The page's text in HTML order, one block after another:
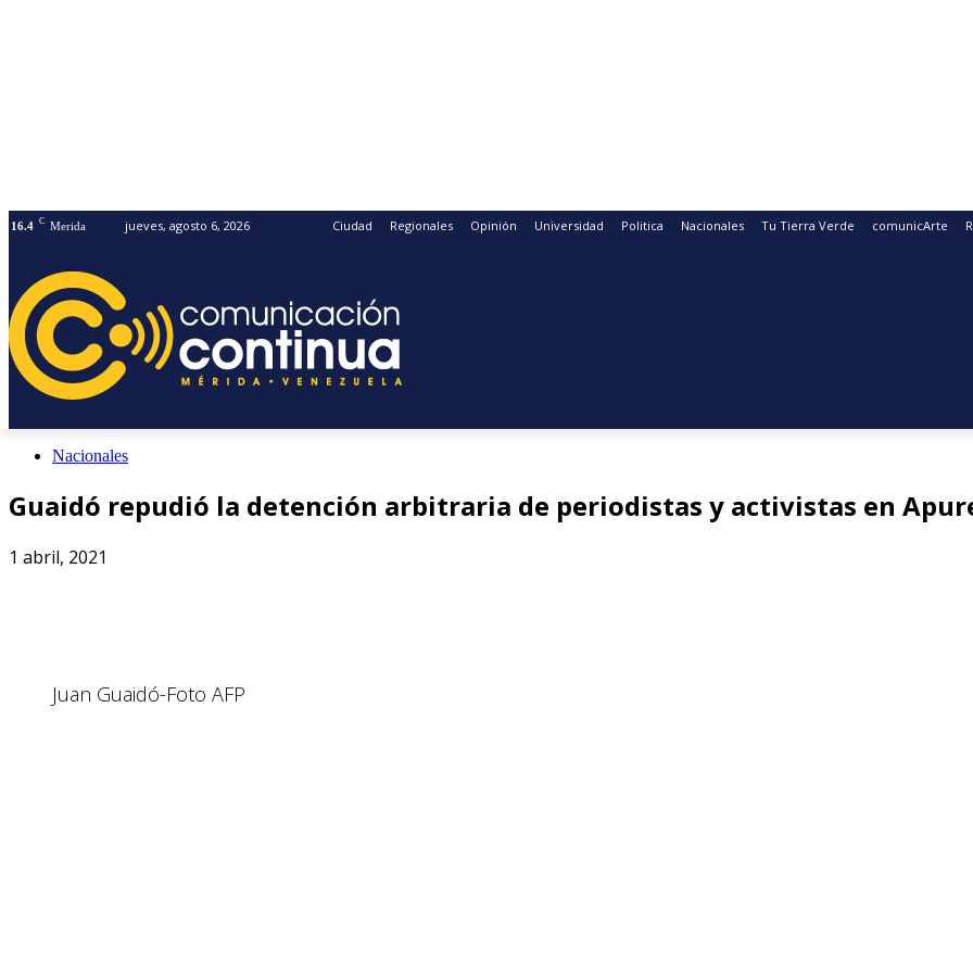
16.4 C Merida jueves, agosto 6, 2026 Ciudad Regionales Opinión Universidad Politica Nacionales Tu Tierra Verde comunicArte
Nacionales
Guaidó repudió la detención arbitraria de periodistas y activistas en
1 abril, 2021
Juan Guaidó-Foto AFP